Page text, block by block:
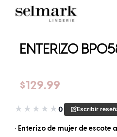
ENTERIZO
$129.99
★ ★ ★ ★ ★0 Escribir
• Enterizo de mujer de escote